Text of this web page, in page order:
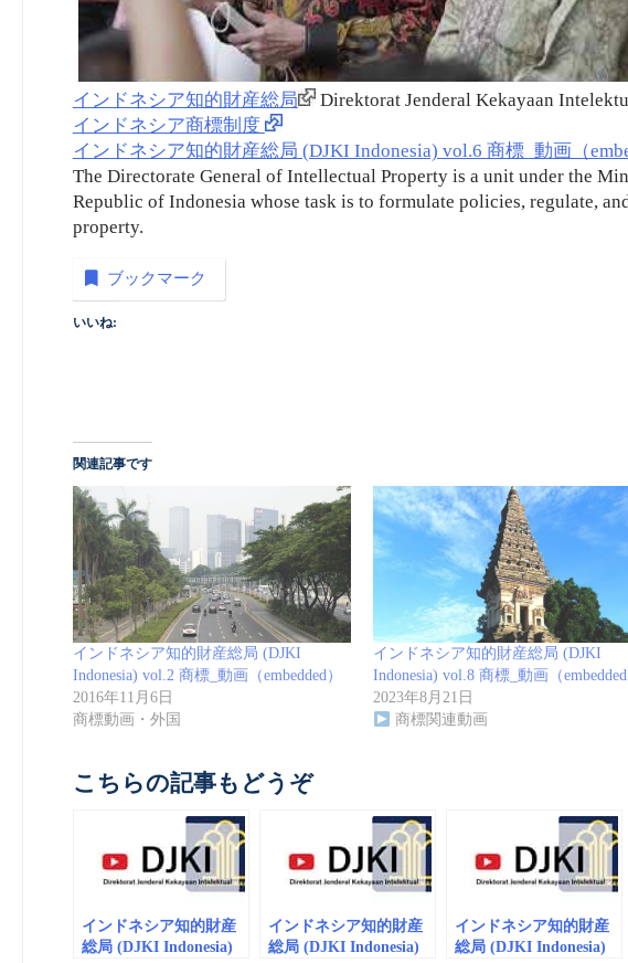
インドネシア知的財産総局
Direktorat Jenderal Kekayaan
インドネシア商標制度
インドネシア知的財産総局 (DJKI Indonesia) vol.6 商標_動画（
The Directorate General of Intellectual Property is a unit under the
Republic of Indonesia whose task is to formulate policies, regulate,
property.
ブックマーク
いいね:
関連記事です
インドネシア知的財産総局 (DJKI
Indonesia) vol.2 商標_動画（embedded）
2016年11月6日
商標動画・外国
インドネシア知的財産総局 (DJKI
Indonesia) vol.8 商標_動画（embedded
2023年8月21日
商標関連動画
こちらの記事もどうぞ
インドネシア知的財産
総局 (DJKI Indonesia)
インドネシア知的財産
総局 (DJKI Indonesia)
インドネシア知的財産
総局 (DJKI Indonesia)